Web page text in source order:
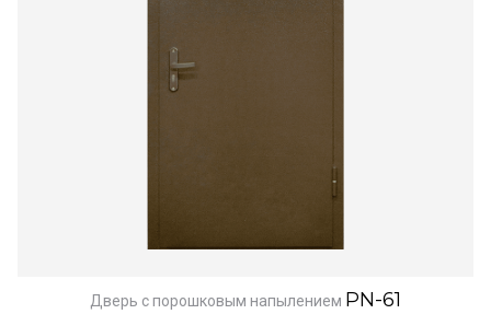
Дверь с порошковым напылением PN-61